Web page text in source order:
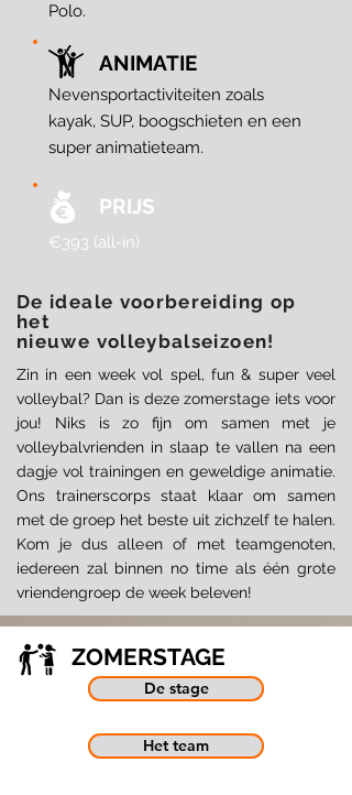
Polo.
Nevensportactiviteiten zoals
kayak, SUP, boogschieten en een
super animatieteam.
ANIMATIE
PRIJS
€393 (all-in)
De ideale voorbereiding op
het
nieuwe volleybalseizoen!
Zin in een week vol spel, fun & super veel
volleybal? Dan is deze zomerstage iets voor
jou! Niks is zo fijn om samen met je
volleybalvrienden in slaap te vallen na een
dagje vol trainingen en geweldige animatie.
Ons trainerscorps staat klaar om samen
met de groep het beste uit zichzelf te halen.
Kom je dus alleen of met teamgenoten,
iedereen zal binnen no time als één grote
vriendengroep de week beleven!
ZOMERSTAGE
De stage
Het team